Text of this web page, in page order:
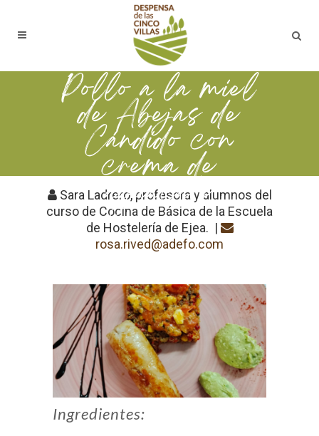
Pollo a la miel
de Abejas de
Cándido con
crema de
aguacate
Sara Ladrero, profesora y alumnos del
curso de Cocina de Básica de la Escuela
de Hostelería de Ejea. |
rosa.rived@adefo.com
Ingredientes: